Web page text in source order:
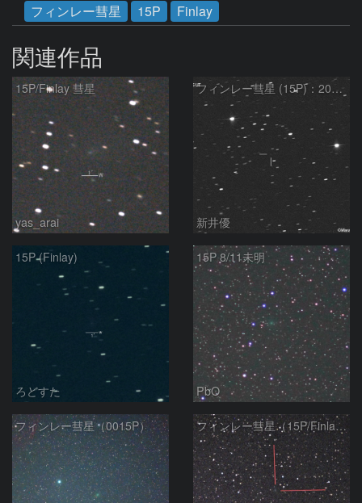
フィンレー彗星
15P Finlay
関連作品
15P/Finlay 彗星
yas_arai
フィンレー彗星 (15P)：2021/10/18
新井優
15P (Finlay)
ろどすた
15P 8/11未明
PbO
フィンレー彗星（0015P） フィンレー彗星（15P/Finlay）